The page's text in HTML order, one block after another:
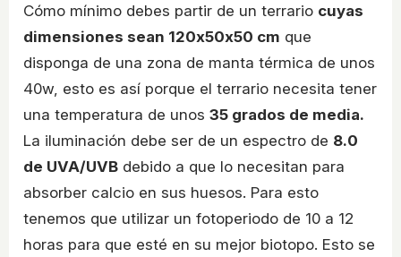
Cómo mínimo debes partir de un terrario cuyas
dimensiones sean 120x50x50 cm que
disponga de una zona de manta térmica de unos
40w, esto es así porque el terrario necesita tener
una temperatura de unos 35 grados de media.
La iluminación debe ser de un espectro de 8.0
de UVA/UVB debido a que lo necesitan para
absorber calcio en sus huesos. Para esto
tenemos que utilizar un fotoperiodo de 10 a 12
horas para que esté en su mejor biotopo. Esto se